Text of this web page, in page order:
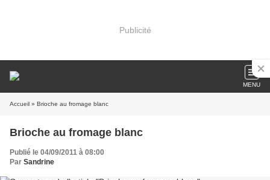
Publicité
MENU
Accueil » Brioche au fromage blanc
Brioche au fromage blanc
Publié le 04/09/2011 à 08:00
Par Sandrine